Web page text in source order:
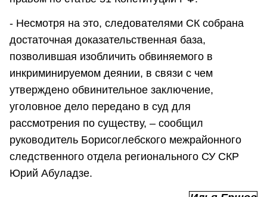
- Несмотря на это, следователями СК собрана
достаточная доказательственная база,
позволившая изобличить обвиняемого в
инкриминируемом деянии, в связи с чем
утверждено обвинительное заключение,
уголовное дело передано в суд для
рассмотрения по существу, – сообщил
руководитель Борисоглебского межрайонного
следственного отдела регионального СУ СКР
Юрий Абуладзе.